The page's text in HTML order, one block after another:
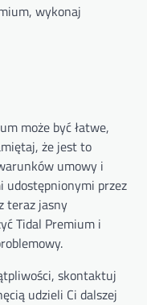
wykonaj
może być łatwe,
że jest to
umowy i
udostępnionymi przez
teraz jasny
Tidal Premium i
skontaktuj
udzieli Ci dalszej